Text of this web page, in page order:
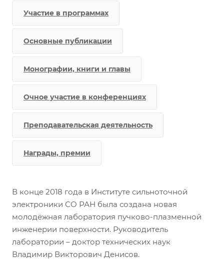
Участие в программах
Основные публикации
Монографии, книги и главы
Очное участие в конференциях
Преподавательская деятельность
Награды, премии
В конце 2018 года в Институте сильноточной
электроники СО РАН была создана новая
молодёжная лаборатория пучково-плазменной
инженерии поверхности. Руководитель
лаборатории – доктор технических наук
Владимир Викторович Денисов.